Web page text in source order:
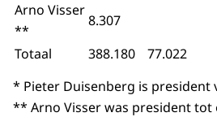
Arno Visser
**
8.307
Totaal
388.180 77.022
* Pieter Duisenberg is president
** Arno Visser was president tot